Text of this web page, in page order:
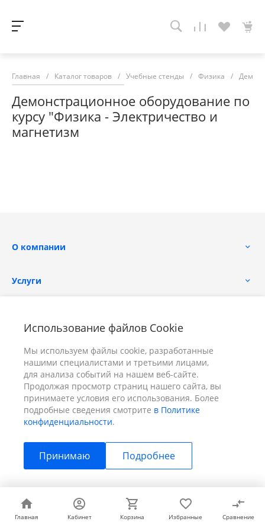
Использование файлов Cookie
Мы используем файлы cookie, разработанные
нашими специалистами и третьими лицами,
для анализа событий на нашем веб-сайте.
Продолжая просмотр страниц нашего сайта, вы
принимаете условия его использования. Более
подробные сведения смотрите в Политике
конфиденциальности.
Принимаю Подробнее
Главная Кабинет Корзина Избранные Сравнение
Главная Кабинет Корзина Избранные Сравнение
Главная / Каталог товаров / Учебные стенды / Физика /
Демонстрационное оборудование по
курсу "Физика - Электричество и
магнетизм
О компании
Услуги
+7 (391) 298-00-11 Заказать звонок
г. Красноярск, пер. Телевизорный 9 "А" ООО "ПРИЗМ"
© 2026 ПРИЗМ, Все права защищены